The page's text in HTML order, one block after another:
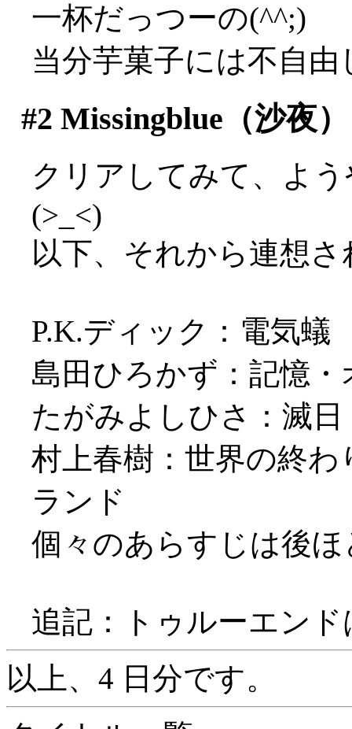
一杯だっつーの(^^;)
当分芋菓子には不自
#2 Missingblue（沙夜）
クリアしてみて、よ
(>_<)
以下、それから連想
P.K.ディック：電気蟻
島田ひろかず：記憶
たがみよしひさ：滅日
村上春樹：世界の終
ランド
個々のあらすじは後ほ
追記：トゥルーエン
以上、4 日分です。